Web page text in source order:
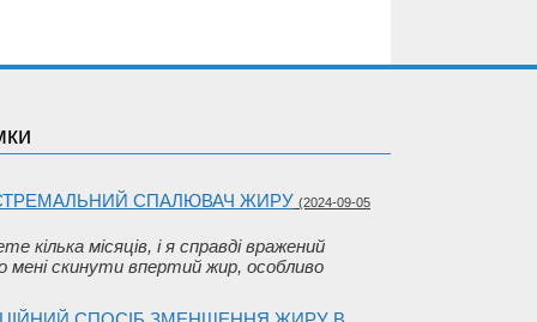
СПАЛЮВАЧ ЖИРУ (2024-09-05
кілька місяців, і я справді вражений
скинути впертий жир, особливо